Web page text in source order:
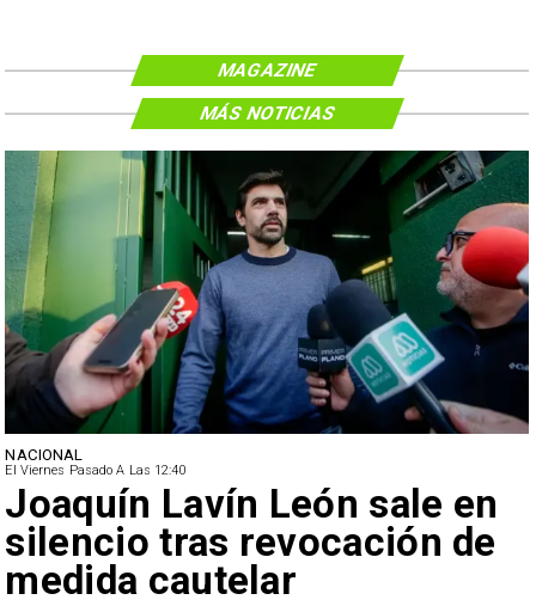
MAGAZINE
NACIONAL
El Viernes Pasado A Las 12:40
Chile y Venezuela
formalizan reinicio de
relaciones consulares
MÁS NOTICIAS